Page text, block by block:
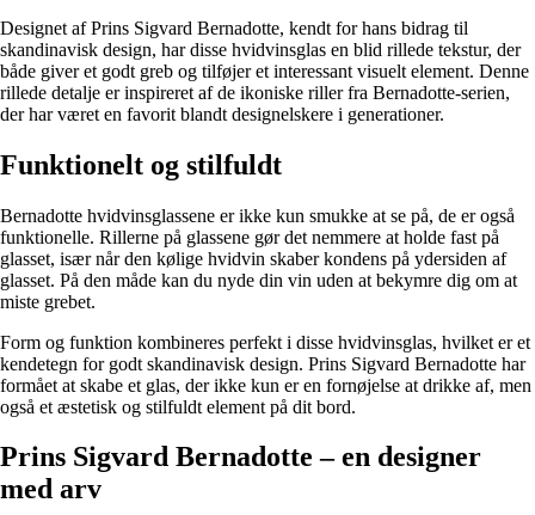
Designet af Prins Sigvard Bernadotte, kendt for hans bidrag til
skandinavisk design, har disse hvidvinsglas en blid rillede tekstur, der
både giver et godt greb og tilføjer et interessant visuelt element. Denne
rillede detalje er inspireret af de ikoniske riller fra Bernadotte-serien,
der har været en favorit blandt designelskere i generationer.
Funktionelt og stilfuldt
Bernadotte hvidvinsglassene er ikke kun smukke at se på, de er også
funktionelle. Rillerne på glassene gør det nemmere at holde fast på
glasset, især når den kølige hvidvin skaber kondens på ydersiden af
glasset. På den måde kan du nyde din vin uden at bekymre dig om at
miste grebet.
Form og funktion kombineres perfekt i disse hvidvinsglas, hvilket er et
kendetegn for godt skandinavisk design. Prins Sigvard Bernadotte har
formået at skabe et glas, der ikke kun er en fornøjelse at drikke af, men
også et æstetisk og stilfuldt element på dit bord.
Prins Sigvard Bernadotte – en designer
med arv